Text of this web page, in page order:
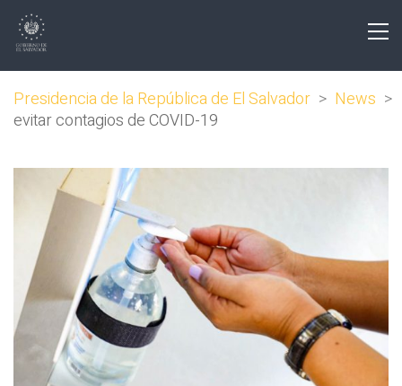
Presidencia de la República de El Salvador > News >
evitar contagios de COVID-19